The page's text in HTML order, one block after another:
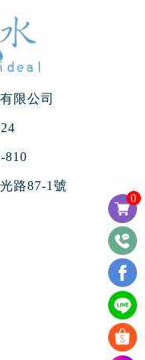
0
限公司
810
路87-1號